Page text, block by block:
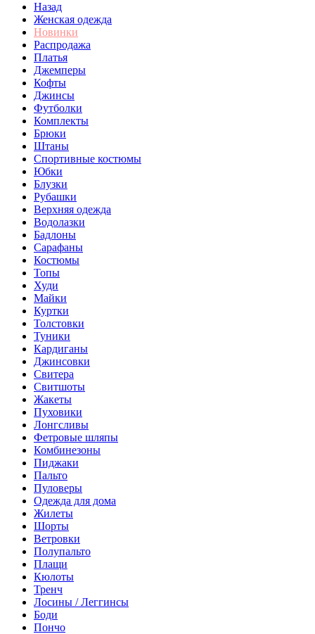
Назад
Женская одежда
Новинки
Распродажа
Платья
Джемперы
Кофты
Джинсы
Футболки
Комплекты
Брюки
Штаны
Спортивные костюмы
Юбки
Блузки
Рубашки
Верхняя одежда
Водолазки
Бадлоны
Сарафаны
Костюмы
Топы
Худи
Майки
Куртки
Толстовки
Туники
Кардиганы
Джинсовки
Свитера
Свитшоты
Жакеты
Пуховики
Лонгсливы
Фетровые шляпы
Комбинезоны
Пиджаки
Пальто
Пуловеры
Одежда для дома
Жилеты
Шорты
Ветровки
Полупальто
Плащи
Кюлоты
Тренч
Лосины / Леггинсы
Боди
Пончо